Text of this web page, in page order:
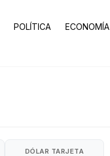
POLÍTICA ECONOMÍA
DÓLAR TARJETA